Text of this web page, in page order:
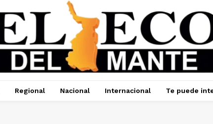
Regional Nacional Internacional Te puede